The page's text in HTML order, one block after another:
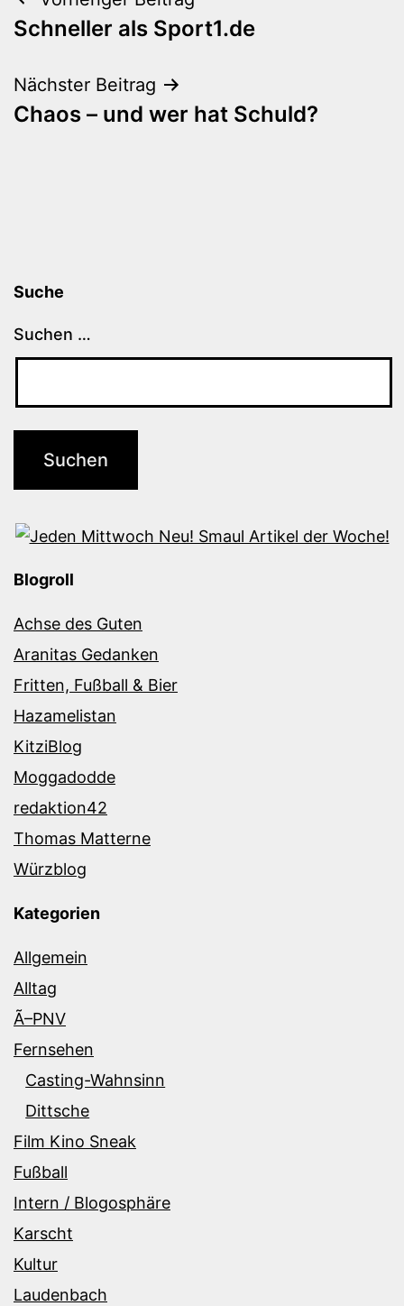
Schneller als Sport1.de
Nächster Beitrag
Chaos – und wer hat Schuld?
Suche
Suchen …
Blogroll
Achse des Guten
Aranitas Gedanken
Fritten, Fußball & Bier
Hazamelistan
KitziBlog
Moggadodde
redaktion42
Thomas Matterne
Würzblog
Kategorien
Allgemein
Alltag
Ã–PNV
Fernsehen
Casting-Wahnsinn
Dittsche
Film Kino Sneak
Fußball
Intern / Blogosphäre
Karscht
Kultur
Laudenbach